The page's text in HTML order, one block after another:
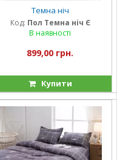
Темна ніч
Код: Пол Темна ніч Є
В наявності
899,00 грн.
Купити